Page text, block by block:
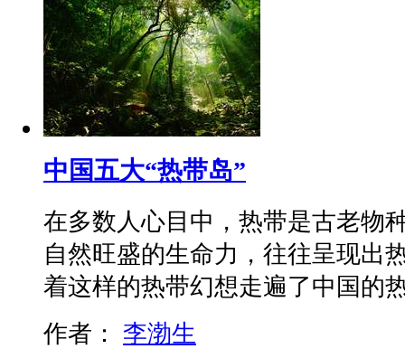
中国五大“热带岛”
在多数人心目中，热带是古老物
自然旺盛的生命力，往往呈现出
着这样的热带幻想走遍了中国
作者： 李渤生